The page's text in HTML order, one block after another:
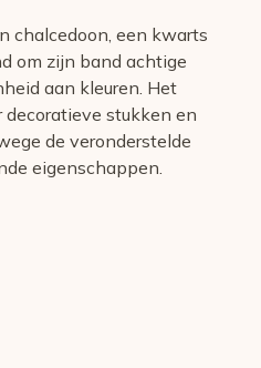
chalcedoon, een kwarts
om zijn band achtige
aan kleuren. Het
stukken en
de veronderstelde
eigenschappen.